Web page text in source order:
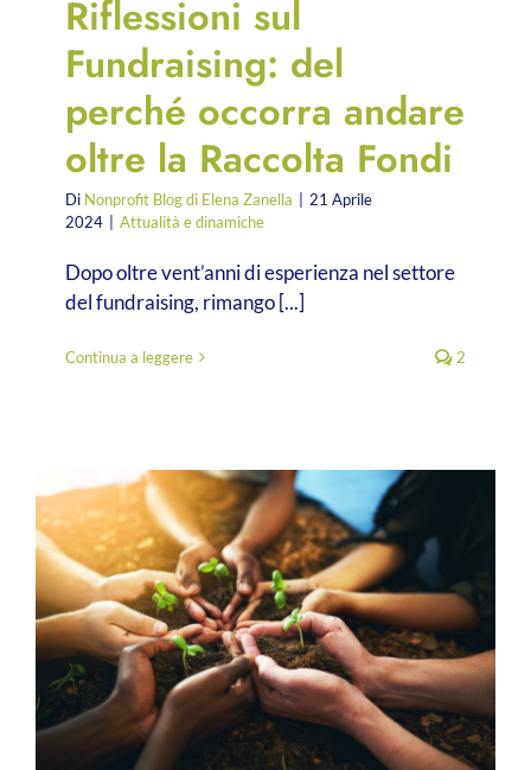
Riflessioni sul
Fundraising: del
perché occorra andare
oltre la Raccolta Fondi
Di Nonprofit Blog di Elena Zanella
21 Aprile
2024
Attualità e dinamiche
Dopo oltre vent’anni di esperienza nel settore
del fundraising, rimango [...]
Continua a leggere 2